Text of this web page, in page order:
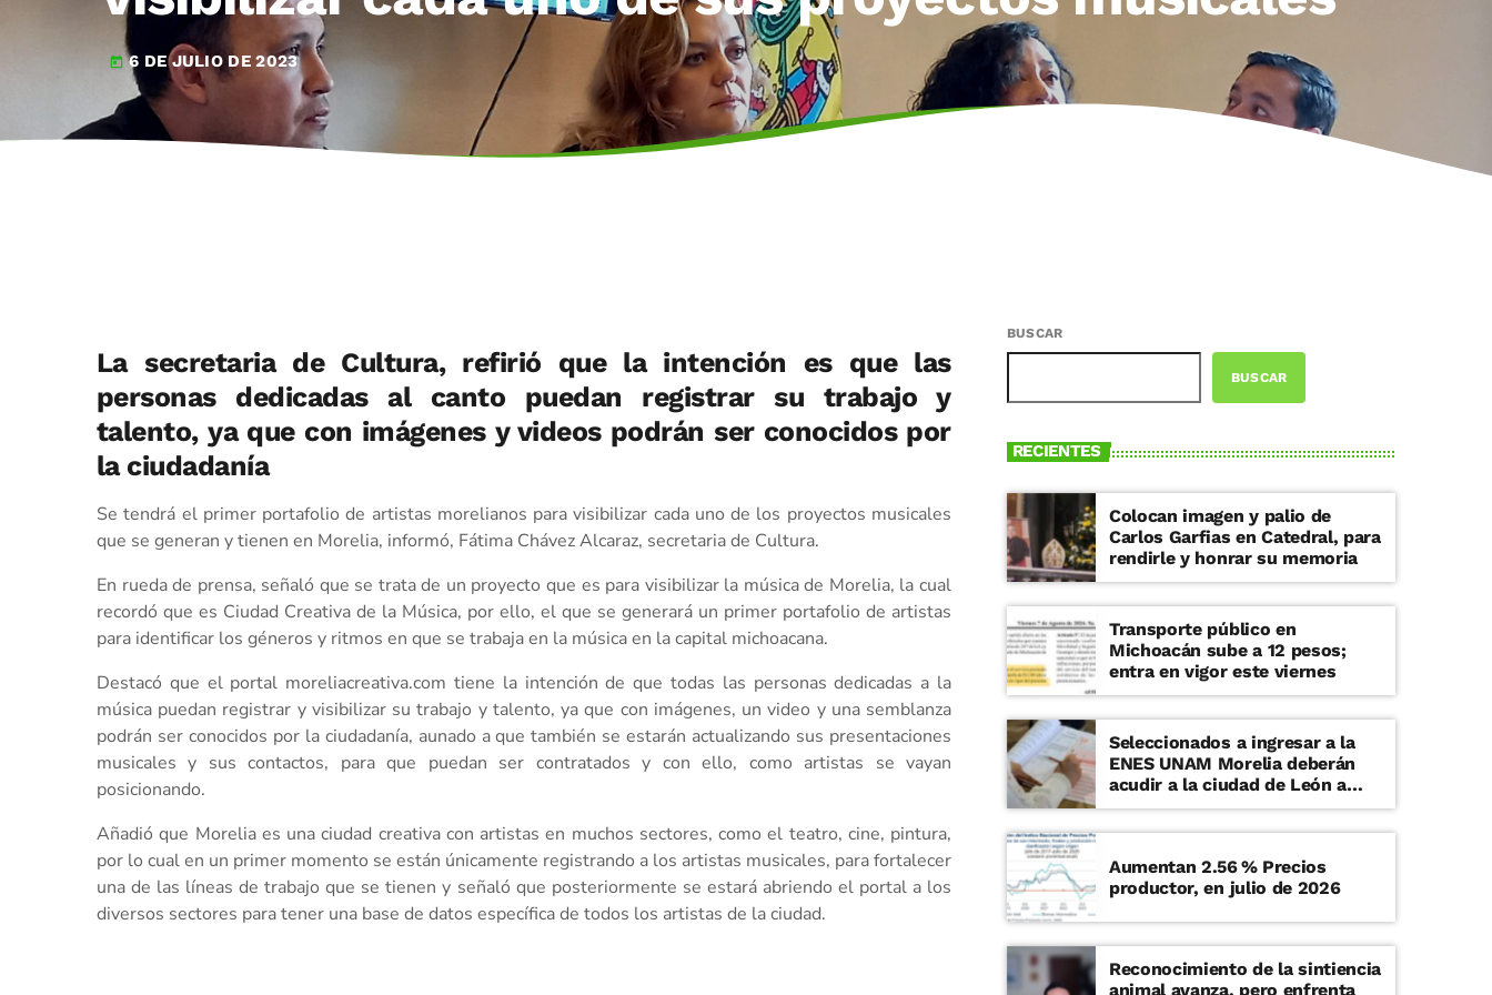
today 6 DE JULIO DE 2023
La secretaria de Cultura, refirió que la intención es que las
personas dedicadas al canto puedan registrar su trabajo y
talento, ya que con imágenes y videos podrán ser conocidos por
la ciudadanía
Se tendrá el primer portafolio de artistas morelianos para visibilizar cada uno de los proyectos musicales
que se generan y tienen en Morelia, informó, Fátima Chávez Alcaraz, secretaria de Cultura.
En rueda de prensa, señaló que se trata de un proyecto que es para visibilizar la música de Morelia, la cual
recordó que es Ciudad Creativa de la Música, por ello, el que se generará un primer portafolio de artistas
para identificar los géneros y ritmos en que se trabaja en la música en la capital michoacana.
Destacó que el portal moreliacreativa.com tiene la intención de que todas las personas dedicadas a la
música puedan registrar y visibilizar su trabajo y talento, ya que con imágenes, un video y una semblanza
podrán ser conocidos por la ciudadanía, aunado a que también se estarán actualizando sus presentaciones
musicales y sus contactos, para que puedan ser contratados y con ello, como artistas se vayan
posicionando.
Añadió que Morelia es una ciudad creativa con artistas en muchos sectores, como el teatro, cine, pintura,
por lo cual en un primer momento se están únicamente registrando a los artistas musicales, para fortalecer
una de las líneas de trabajo que se tienen y señaló que posteriormente se estará abriendo el portal a los
diversos sectores para tener una base de datos específica de todos los artistas de la ciudad.
BUSCAR
BUSCAR
RECIENTES
Colocan imagen y palio de
Carlos Garfias en Catedral, para
rendirle y honrar su memoria
Transporte público en
Michoacán sube a 12 pesos;
entra en vigor este viernes
Seleccionados a ingresar a la
ENES UNAM Morelia deberán
acudir a la ciudad de León a
examen de admisión presencial
Aumentan 2.56 % Precios
productor, en julio de 2026
Reconocimiento de la sintiencia
animal avanza, pero enfrenta